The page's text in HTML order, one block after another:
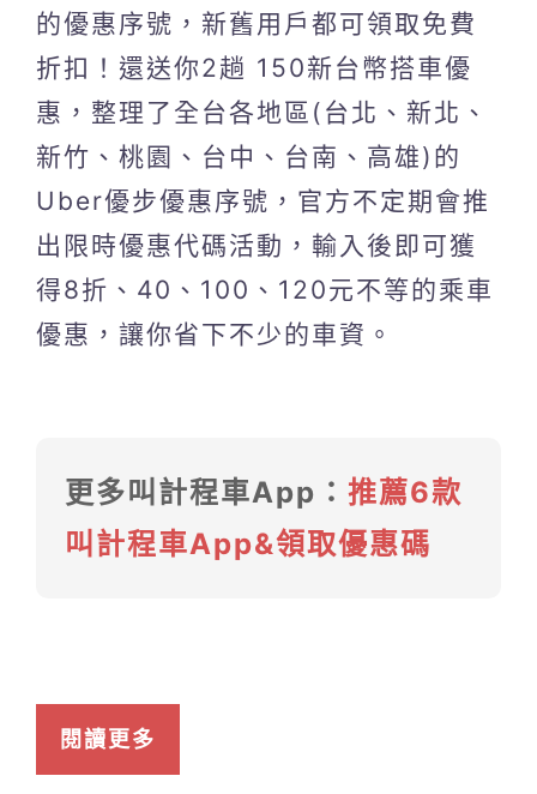
的優惠序號，新舊用戶都可領取免費
折扣！還送你2趟 150新台幣搭車優
惠，整理了全台各地區(台北、新北、
新竹、桃園、台中、台南、高雄)的
Uber優步優惠序號，官方不定期會推
出限時優惠代碼活動，輸入後即可獲
得8折、40、100、120元不等的乘車
優惠，讓你省下不少的車資。
更多叫計程車App： 推薦6款
叫計程車App&領取優惠碼
閱讀更多